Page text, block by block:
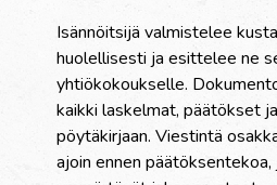
Isännöitsijä valmistelee
huolellisesti ja esittelee ne
yhtiökokoukselle.
kaikki laskelmat, päätökset
pöytäkirjaan. Viestintä
ajoin ennen